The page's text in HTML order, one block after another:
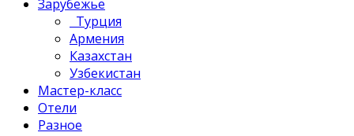
Зарубежье
Турция
Армения
Казахстан
Узбекистан
Мастер-класс
Отели
Разное